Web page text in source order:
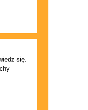
się.